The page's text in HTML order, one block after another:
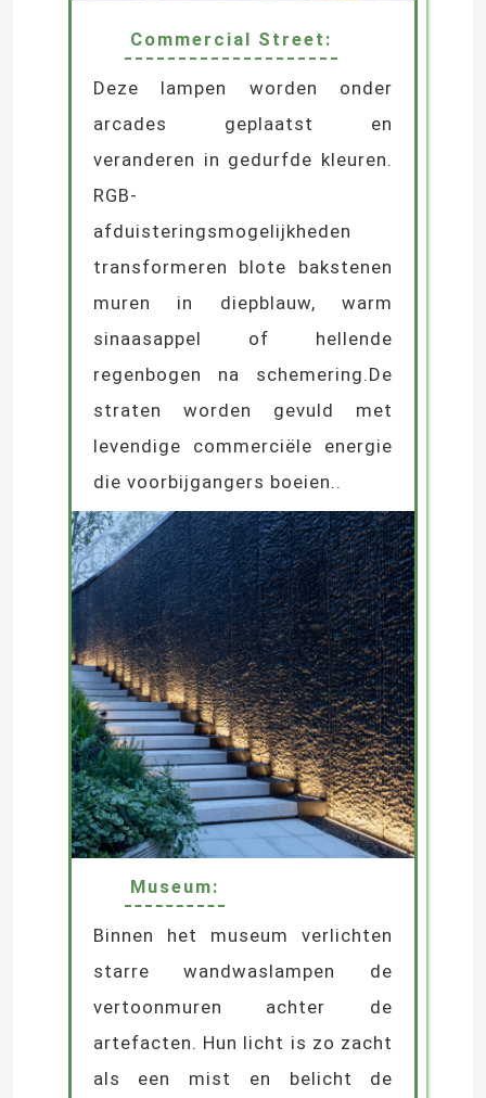
Laat een bericht achter
We bellen je snel terug!
Commercial Street:
Deze lampen worden onder
arcades geplaatst en
veranderen in gedurfde kleuren.
RGB-
afduisteringsmogelijkheden
transformeren blote bakstenen
muren in diepblauw, warm
sinaasappel of hellende
regenbogen na schemering.De
straten worden gevuld met
levendige commerciële energie
die voorbijgangers boeien..
Museum:
Binnen het museum verlichten
starre wandwaslampen de
vertoonmuren achter de
artefacten. Hun licht is zo zacht
als een mist en belicht de